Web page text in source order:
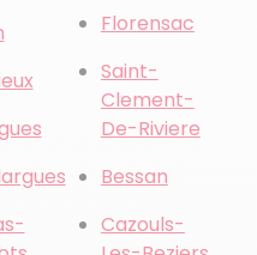
Florensac
Saint-
Clement-
De-Riviere
Bessan
Cazouls-